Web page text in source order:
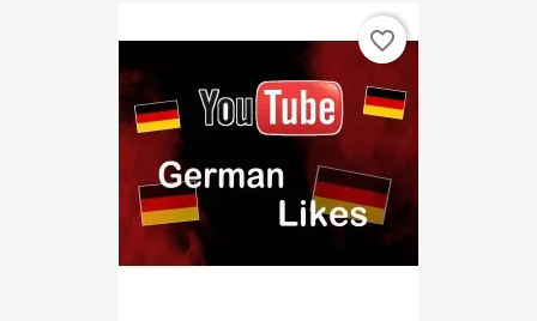
favorite_border